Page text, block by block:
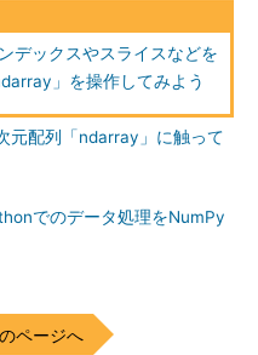
デックスやスライスなどを
」を操作してみよう
元配列「ndarray」に触って
でのデータ処理をNumPy
ページへ